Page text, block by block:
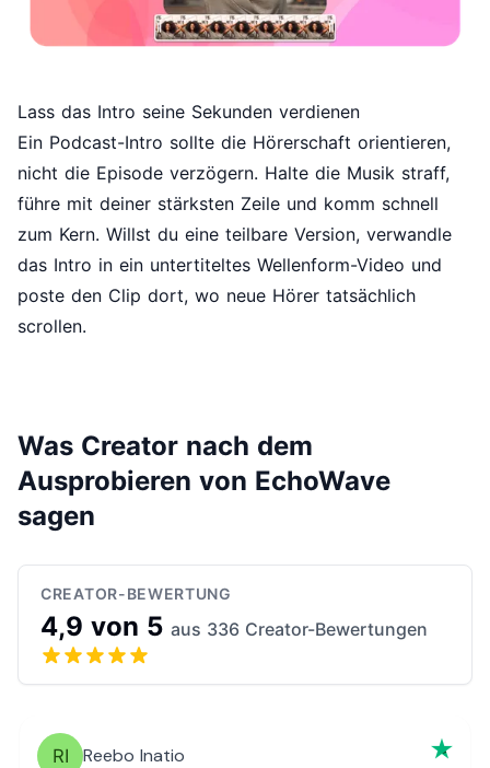
Lass das Intro seine Sekunden verdienen
Ein Podcast-Intro sollte die Hörerschaft orientieren,
nicht die Episode verzögern. Halte die Musik straff,
führe mit deiner stärksten Zeile und komm schnell
zum Kern. Willst du eine teilbare Version, verwandle
das Intro in ein untertiteltes Wellenform-Video und
poste den Clip dort, wo neue Hörer tatsächlich
scrollen.
Was Creator nach dem
Ausprobieren von EchoWave
sagen
CREATOR-BEWERTUNG
4,9 von 5 aus 336 Creator-Bewertungen